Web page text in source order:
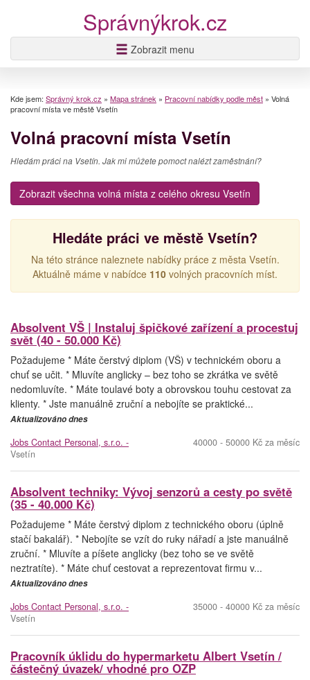
Správnýkrok.cz
Zobrazit menu
Kde jsem: Správný krok.cz » Mapa stránek » Pracovní nabídky podle měst » Volná
pracovní místa ve městě Vsetín
Volná pracovní místa Vsetín
Hledám práci na Vsetín. Jak mi můžete pomoct nalézt zaměstnání?
Zobrazit všechna volná místa z celého okresu Vsetín
Hledáte práci ve městě Vsetín?
Na této stránce naleznete nabídky práce z města Vsetín.
Aktuálně máme v nabídce 110 volných pracovních míst.
Absolvent VŠ | Instaluj špičkové zařízení a procestuj
svět (40 - 50.000 Kč)
Požadujeme * Máte čerstvý diplom (VŠ) v technickém oboru a
chuť se učit. * Mluvíte anglicky – bez toho se zkrátka ve světě
nedomluvíte. * Máte toulavé boty a obrovskou touhu cestovat za
klienty. * Jste manuálně zruční a nebojíte se praktické...
Aktualizováno dnes
Jobs Contact Personal, s.r.o. -
Vsetín
40000 - 50000 Kč za měsíc
Absolvent techniky: Vývoj senzorů a cesty po světě
(35 - 40.000 Kč)
Požadujeme * Máte čerstvý diplom z technického oboru (úplně
stačí bakalář). * Nebojíte se vzít do ruky nářadí a jste manuálně
zruční. * Mluvíte a píšete anglicky (bez toho se ve světě
neztratíte). * Máte chuť cestovat a reprezentovat firmu v...
Aktualizováno dnes
Jobs Contact Personal, s.r.o. -
Vsetín
35000 - 40000 Kč za měsíc
Pracovník úklidu do hypermarketu Albert Vsetín /
částečný úvazek/ vhodné pro OZP